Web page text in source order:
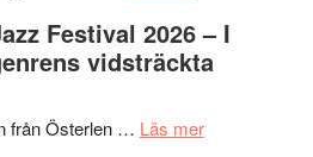
stipendium
Det
grönaste
–
Festival 2026 – I
vidsträckta
från Österlen … Läs merom